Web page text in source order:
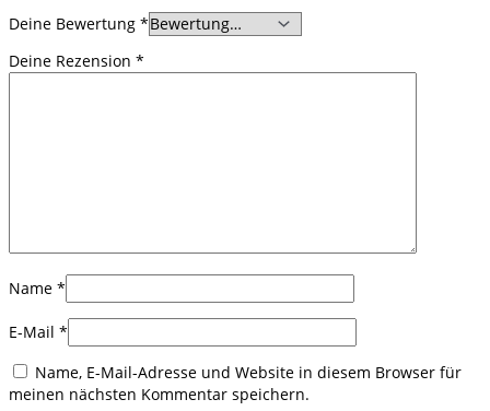
Deine Bewertung *
Deine Rezension *
Name *
E-Mail *
Name, E-Mail-Adresse und Website in diesem Browser für
meinen nächsten Kommentar speichern.